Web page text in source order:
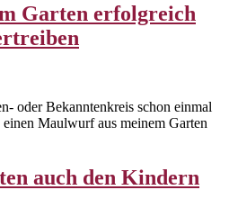
Garten erfolgreich
oder Bekanntenkreis schon einmal
Maulwurf aus meinem Garten
auch den Kindern